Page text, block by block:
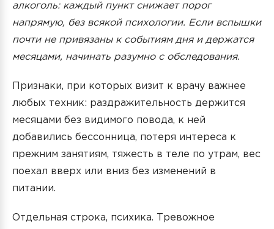
алкоголь: каждый пункт снижает порог
напрямую, без всякой психологии. Если вспышки
почти не привязаны к событиям дня и держатся
месяцами, начинать разумно с обследования.
Признаки, при которых визит к врачу важнее
любых техник: раздражительность держится
месяцами без видимого повода, к ней
добавились бессонница, потеря интереса к
прежним занятиям, тяжесть в теле по утрам, вес
поехал вверх или вниз без изменений в
питании.
Отдельная строка, психика. Тревожное